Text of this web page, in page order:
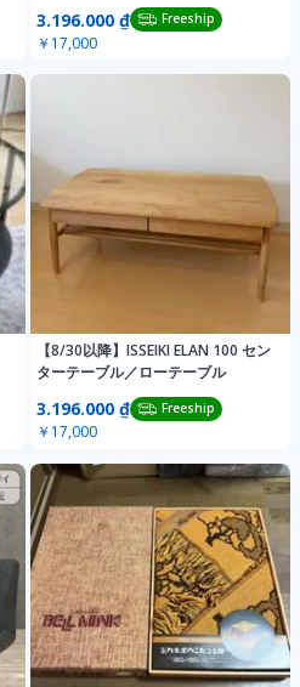
3.196.000 ₫ Freeship
￥17,000
【8/30以降】ISSEIKI ELAN 100 セン
ターテーブル／ローテーブル
3.196.000 ₫ Freeship
￥17,000